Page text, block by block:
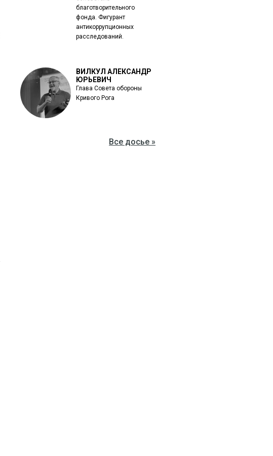
благотворительного
фонда. Фигурант
антикоррупционных
расследований.
ВИЛКУЛ АЛЕКСАНДР
ЮРЬЕВИЧ
Глава Совета обороны
Кривого Рога
Все досье »